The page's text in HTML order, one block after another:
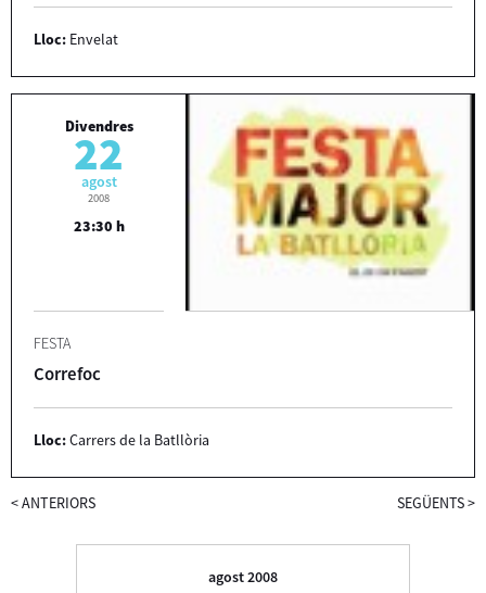
Lloc: Envelat
Divendres
22
agost
2008
23:30 h
FESTA
Correfoc
Lloc:Carrers de la Batllòria
<ANTERIORS SEGÜENTS>
agost 2008